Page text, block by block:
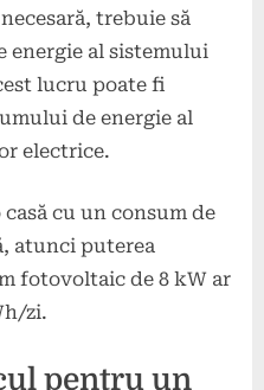
trebuie să
energie al sistemului
lucru poate fi
de energie al
electrice.
cu un consum de
atunci puterea
fotovoltaic de 8 kW ar
zi.
pentru un